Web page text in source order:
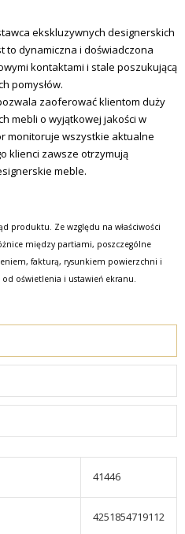
ekskluzywnych designerskich
to dynamiczna i doświadczona
kontaktami i stale poszukującą
pomysłów.
zaoferować klientom duży
mebli o wyjątkowej jakości w
monitoruje wszystkie aktualne
klienci zawsze otrzymują
meble.
produktu. Ze względu na właściwości
między partiami, poszczególne
fakturą, rysunkiem powierzchni i
oświetlenia i ustawień ekranu.
41446
4251854719112